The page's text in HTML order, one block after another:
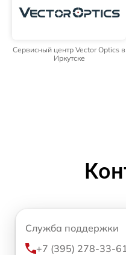
Сервисный центр Vector Optics в
Иркутске
Служба поддержки
+7 (395) 278-33-